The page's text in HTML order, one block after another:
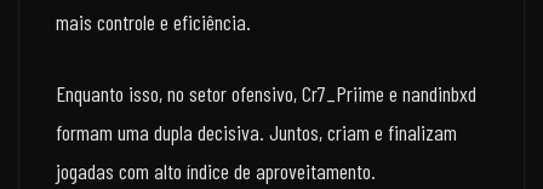
mais controle e eficiência.
Enquanto isso, no setor ofensivo, Cr7_Priime e nandinbxd
formam uma dupla decisiva. Juntos, criam e finalizam
jogadas com alto índice de aproveitamento.